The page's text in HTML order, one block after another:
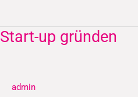
Start-up gründen
admin
Start-